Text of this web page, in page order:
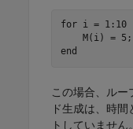
for i = 1:10
end
この場合、ルー
ド生成は、時
トしていません。